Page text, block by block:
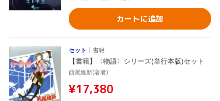
カートに追加
セット 書籍
【書籍】〈物語〉シリーズ(単行本版)セット
西尾維新(著者)
¥17,380